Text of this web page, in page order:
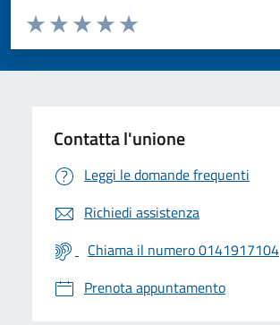
Valuta da 1 a 5 stelle la pagina
Valuta 5 stelle su 5
Valuta 4 stelle su 5
Valuta 3 stelle su 5
Valuta 2 stelle su 5
Valuta 1 stelle su 5
Contatta l'unione
Leggi le domande frequenti
Richiedi assistenza
Chiama il numero 0141917104
Prenota appuntamento